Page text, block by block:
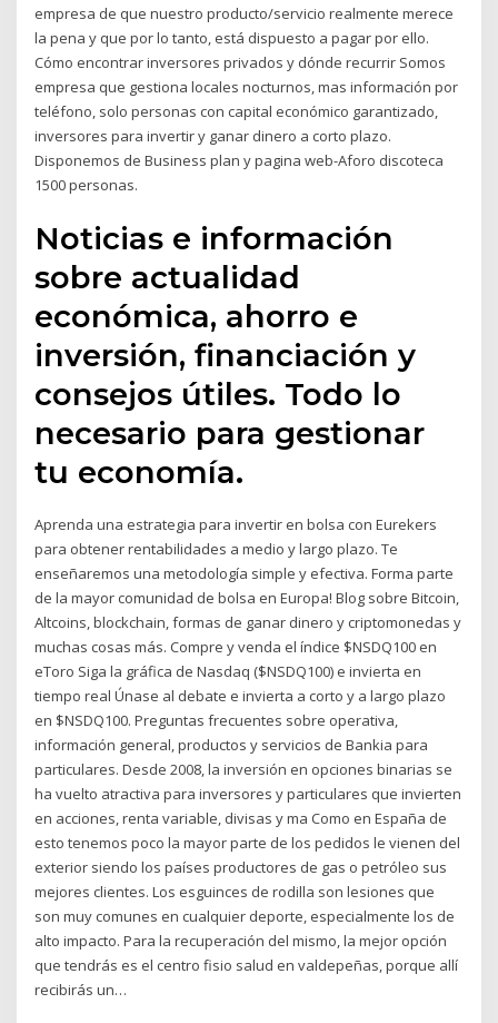
empresa de que nuestro producto/servicio realmente merece
la pena y que por lo tanto, está dispuesto a pagar por ello.
Cómo encontrar inversores privados y dónde recurrir Somos
empresa que gestiona locales nocturnos, mas información por
teléfono, solo personas con capital económico garantizado,
inversores para invertir y ganar dinero a corto plazo.
Disponemos de Business plan y pagina web-Aforo discoteca
1500 personas.
Noticias e información
sobre actualidad
económica, ahorro e
inversión, financiación y
consejos útiles. Todo lo
necesario para gestionar
tu economía.
Aprenda una estrategia para invertir en bolsa con Eurekers
para obtener rentabilidades a medio y largo plazo. Te
enseñaremos una metodología simple y efectiva. Forma parte
de la mayor comunidad de bolsa en Europa! Blog sobre Bitcoin,
Altcoins, blockchain, formas de ganar dinero y criptomonedas y
muchas cosas más. Compre y venda el índice $NSDQ100 en
eToro Siga la gráfica de Nasdaq ($NSDQ100) e invierta en
tiempo real Únase al debate e invierta a corto y a largo plazo
en $NSDQ100. Preguntas frecuentes sobre operativa,
información general, productos y servicios de Bankia para
particulares. Desde 2008, la inversión en opciones binarias se
ha vuelto atractiva para inversores y particulares que invierten
en acciones, renta variable, divisas y ma Como en España de
esto tenemos poco la mayor parte de los pedidos le vienen del
exterior siendo los países productores de gas o petróleo sus
mejores clientes. Los esguinces de rodilla son lesiones que
son muy comunes en cualquier deporte, especialmente los de
alto impacto. Para la recuperación del mismo, la mejor opción
que tendrás es el centro fisio salud en valdepeñas, porque allí
recibirás un…